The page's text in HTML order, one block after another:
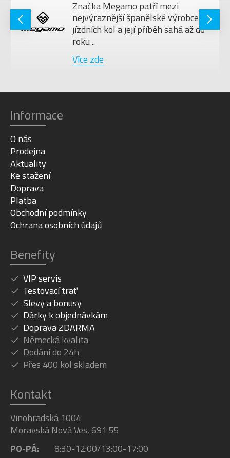
Značka Megamo patří mezi
nejvýraznější španělské výrobce
jízdních kol a její příběh sahá až do
roku ..
Více zde
Informace
O nás
Prodejna
Aktuality
Ke stažení
Doprava
Platba
Obchodní podmínky
Ochrana osobních údajů
Benefity
VIP servis
Testovací trať
Slevy a bonusy
Dárky k objednávkám
Doprava ZDARMA
Německá kvalita
Dodání do 24h
Přes 400 kol skladem
Kontakt
Vinohradská 1004
Moravská Nová Ves, 691 55
PO-PÁ:
8:30-12:00/13:00-17:00